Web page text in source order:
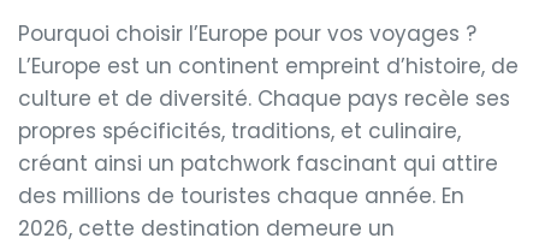
Pourquoi choisir l’Europe pour vos voyages ?
L’Europe est un continent empreint d’histoire, de
culture et de diversité. Chaque pays recèle ses
propres spécificités, traditions, et culinaire,
créant ainsi un patchwork fascinant qui attire
des millions de touristes chaque année. En
2026, cette destination demeure un